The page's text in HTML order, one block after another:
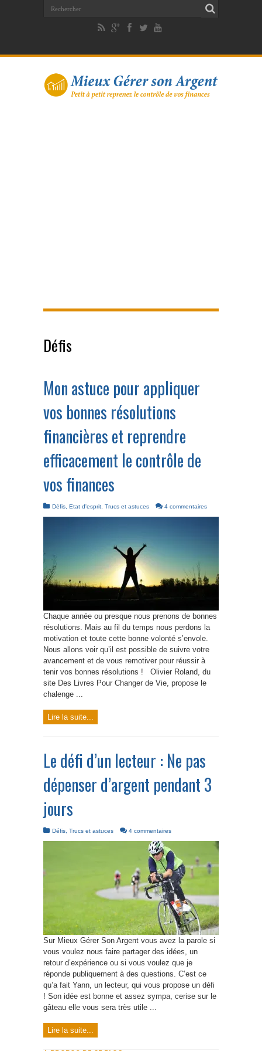
Défis
Mon astuce pour appliquer
vos bonnes résolutions
financières et reprendre
efficacement le contrôle de
vos finances
Défis Etat d'esprit Trucs et astuces 4 commentaires
Chaque année ou presque nous prenons de bonnes
résolutions. Mais au fil du temps nous perdons la
motivation et toute cette bonne volonté s’envole.
Nous allons voir qu’il est possible de suivre votre
avancement et de vous remotiver pour réussir à
tenir vos bonnes résolutions ! Olivier Roland, du
site Des Livres Pour Changer de Vie, propose le
chalenge ...
Lire la suite...
Le défi d’un lecteur : Ne pas
dépenser d’argent pendant 3
jours
Défis Trucs et astuces 4 commentaires
Sur Mieux Gérer Son Argent vous avez la parole si
vous voulez nous faire partager des idées, un
retour d’expérience ou si vous voulez que je
réponde publiquement à des questions. C’est ce
qu’a fait Yann, un lecteur, qui vous propose un défi
! Son idée est bonne et assez sympa, cerise sur le
gâteau elle vous sera très utile ...
Lire la suite...